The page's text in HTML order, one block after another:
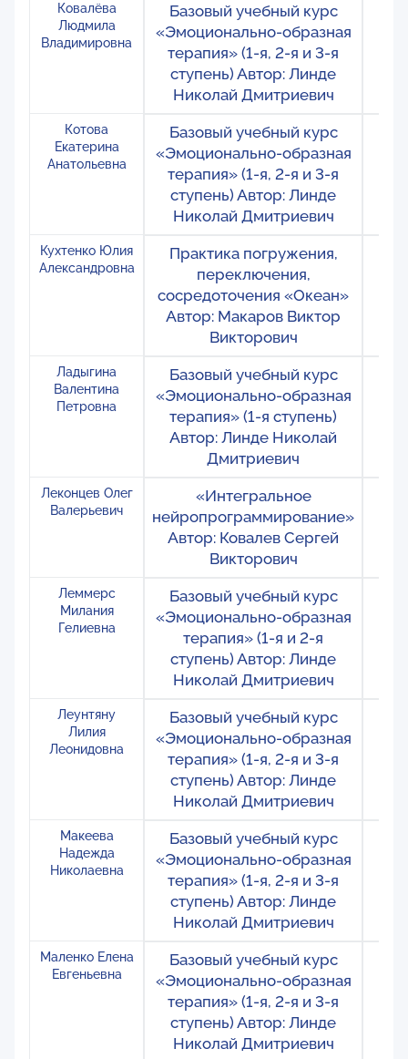
Ковалёва
Людмила
Владимировна
Базовый учебный курс
«Эмоционально-образная
терапия» (1-я, 2-я и 3-я
ступень) Автор: Линде
Николай Дмитриевич
Котова
Екатерина
Анатольевна
Базовый учебный курс
«Эмоционально-образная
терапия» (1-я, 2-я и 3-я
ступень) Автор: Линде
Николай Дмитриевич
Кухтенко Юлия
Александровна
Практика погружения,
переключения,
сосредоточения «Океан»
Автор: Макаров Виктор
Викторович
Ладыгина
Валентина
Петровна
Базовый учебный курс
«Эмоционально-образная
терапия» (1-я ступень)
Автор: Линде Николай
Дмитриевич
Леконцев Олег
Валерьевич
«Интегральное
нейропрограммирование»
Автор: Ковалев Сергей
Викторович
Леммерс
Милания
Гелиевна
Базовый учебный курс
«Эмоционально-образная
терапия» (1-я и 2-я
ступень) Автор: Линде
Николай Дмитриевич
Леунтяну
Лилия
Леонидовна
Базовый учебный курс
«Эмоционально-образная
терапия» (1-я, 2-я и 3-я
ступень) Автор: Линде
Николай Дмитриевич
Макеева
Надежда
Николаевна
Базовый учебный курс
«Эмоционально-образная
терапия» (1-я, 2-я и 3-я
ступень) Автор: Линде
Николай Дмитриевич
Маленко Елена
Евгеньевна
Базовый учебный курс
«Эмоционально-образная
терапия» (1-я, 2-я и 3-я
ступень) Автор: Линде
Николай Дмитриевич